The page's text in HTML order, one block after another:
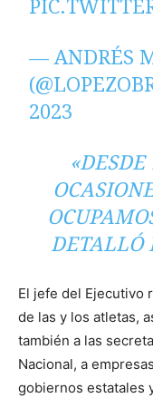
— ANDRÉS
2023
DETALLÓ
El jefe del Ejecutivo
de las y los atletas,
también a las
Nacional, a
gobiernos estatales